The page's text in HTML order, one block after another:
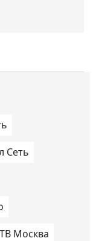
Сеть
ТВ Москва